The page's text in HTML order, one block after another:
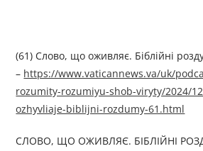
(61) Слово, що оживляє. Біблійні
– https://www.vaticannews.va/uk/
rozumity-rozumiyu-shob-viryty/2024/
ozhyvliaje-biblijni-rozdumy-61.html
СЛОВО, ЩО ОЖИВЛЯЄ. БІБЛІЙНІ